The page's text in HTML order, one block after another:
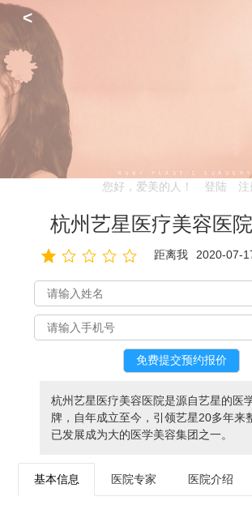
<
您好，爱美的人！ 登陆 注
杭州艺星医疗美容医
距离我 2020-07-
杭州艺星医疗美容医院是源自艺星的医
牌，自年成立至今，引领艺星20多年来
已发展成为大的医学美容集团之一。
基本信息 医院专家 医院介绍